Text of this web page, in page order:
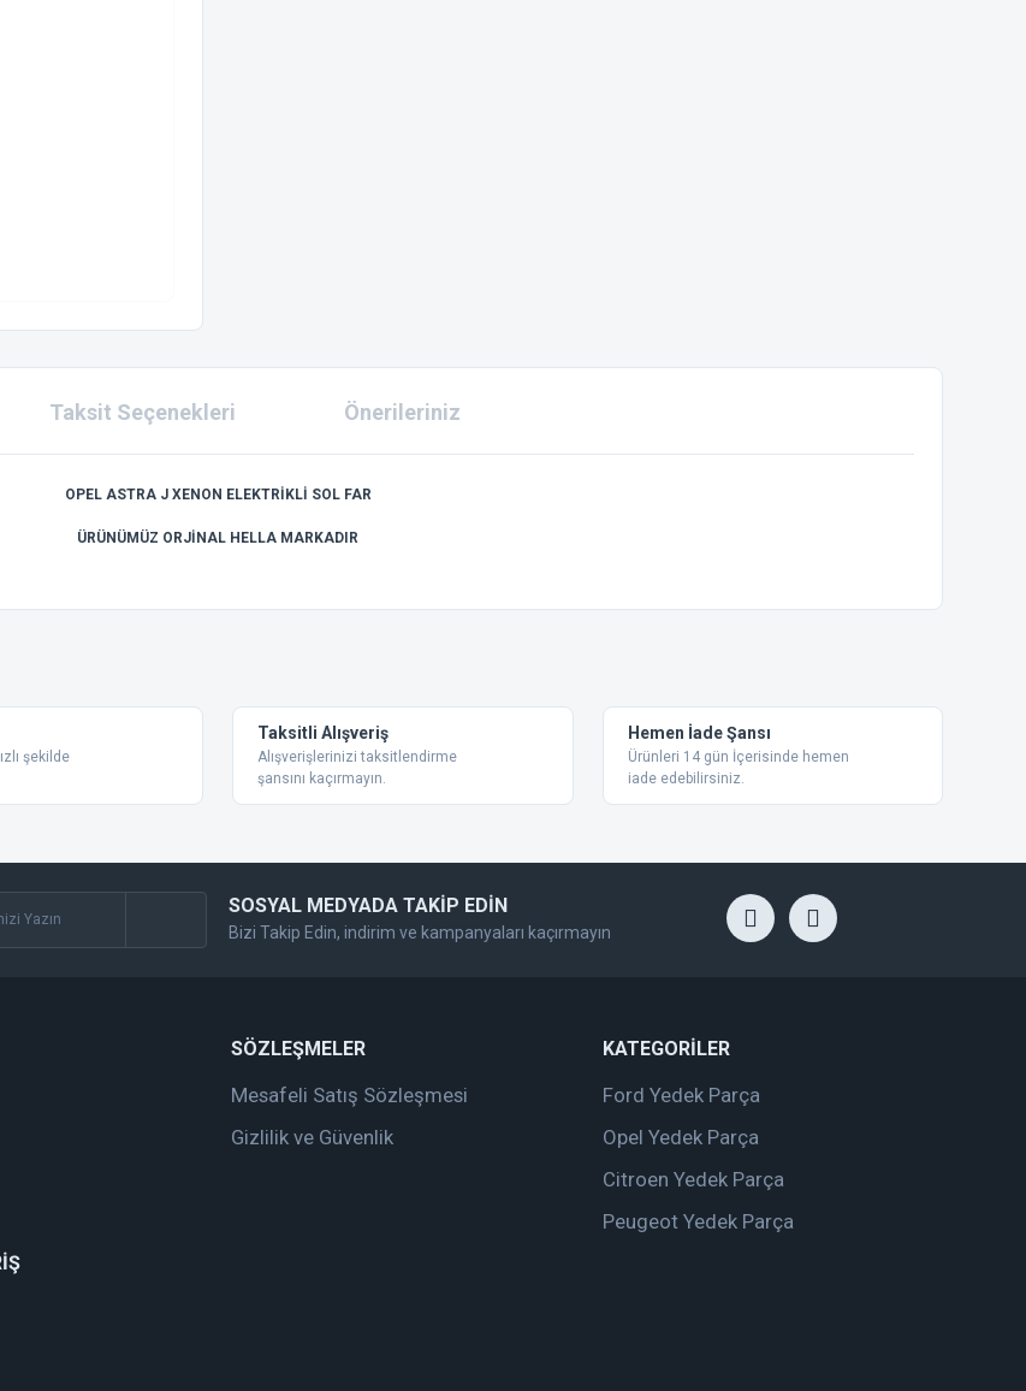
Taksit Seçenekleri Önerileriniz
OPEL ASTRA J XENON ELEKTRİKLİ SOL FAR
ÜRÜNÜMÜZ ORJİNAL HELLA MARKADIR
şekilde
Taksitli Alışveriş
Alışverişlerinizi taksitlendirme
şansını kaçırmayın.
Hemen İade Şansı
Ürünleri 14 gün İçerisinde hemen
iade edebilirsiniz.
SOSYAL MEDYADA TAKİP EDİN
Bizi Takip Edin, indirim ve kampanyaları kaçırmayın
SÖZLEŞMELER
Mesafeli Satış Sözleşmesi
Gizlilik ve Güvenlik
KATEGORİLER
Ford Yedek Parça
Opel Yedek Parça
Citroen Yedek Parça
Peugeot Yedek Parça